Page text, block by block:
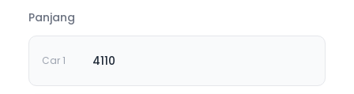
Panjang
4110